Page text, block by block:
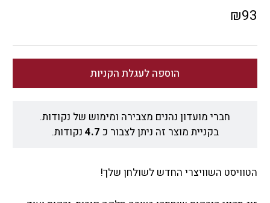
₪93
הוספה לעגלת הקניות
חברי מועדון נהנים מצבירה ומימוש של נקודות.
בקניית מוצר זה ניתן לצבור כ 4.7 נקודות.
הטוויסט השוויצרי החדש לשולחן שלך!